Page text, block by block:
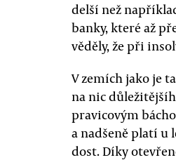
delší než
banky, které až
věděly, že při
V zemích jako je
na nic
pravicovým
a nadšeně platí u
dost. Díky